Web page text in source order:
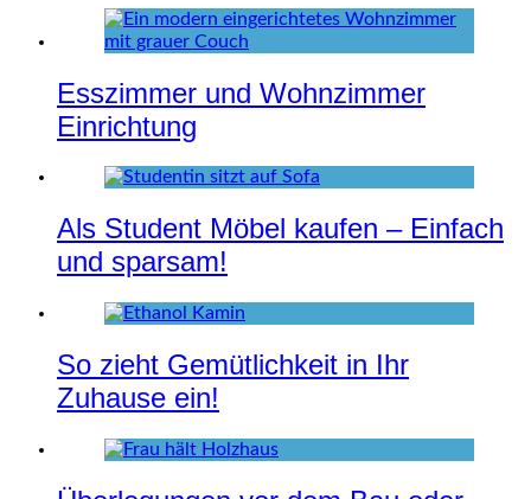
Esszimmer und Wohnzimmer
Einrichtung
Als Student Möbel kaufen – Einfach
und sparsam!
So zieht Gemütlichkeit in Ihr
Zuhause ein!